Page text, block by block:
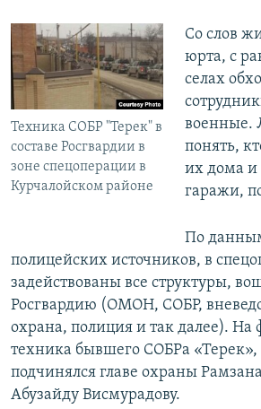
Техника СОБР "Терек" в
составе Росгвардии в
зоне спецоперации в
Курчалойском районе
​Со слов
юрта, с
селах
военные.
понять,
их дома и
гаражи,
По
полицейских источников, в
задействованы все структуры,
Росгвардию (ОМОН, СОБР,
охрана, полиция и так далее). На
техника бывшего СОБРа
подчинялся главе охраны
Абузайду Висмурадову.